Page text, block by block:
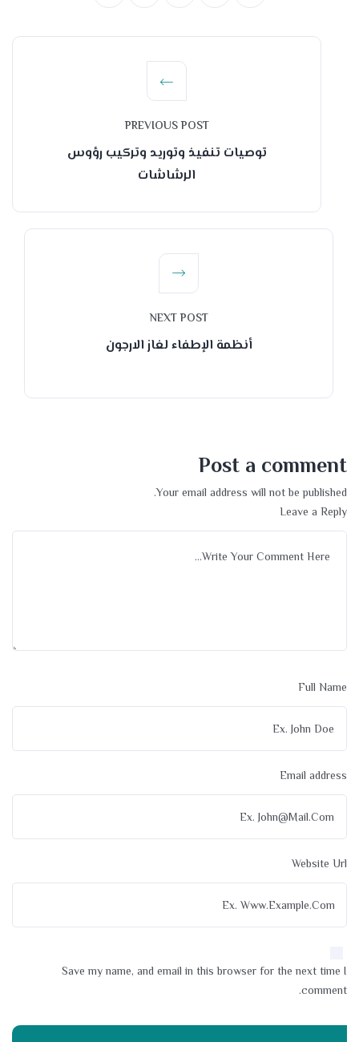
PREVIOUS POST
توصيات تنفيذ وتوريد وتركيب رؤوس
الرشاشات
NEXT POST
أنظمة الإطفاء لغاز الارجون
Post a comment
Your email address will not be published.
Leave a Reply
Full Name
Email address
Website Url
Save my name, and email in this browser for the next time I
comment.